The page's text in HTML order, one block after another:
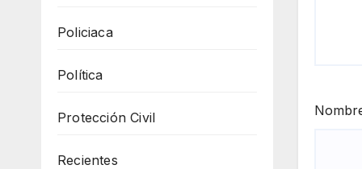
Policiaca
Política
Protección Civil
Recientes